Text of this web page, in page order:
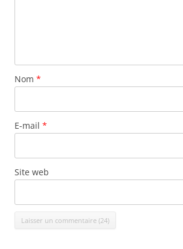
Nom *
E-mail *
Site web